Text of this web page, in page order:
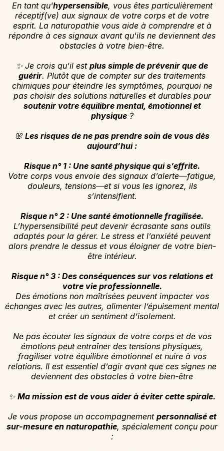
En tant qu'hypersensible, vous êtes particulièrement
réceptif(ve) aux signaux de votre corps et de votre
esprit. La naturopathie vous aide à comprendre et à
répondre à ces signaux avant qu'ils ne deviennent des
obstacles à votre bien-être.
✨ Je crois qu’il est plus simple de prévenir que de
guérir. Plutôt que de compter sur des traitements
chimiques pour éteindre les symptômes, pourquoi ne
pas choisir des solutions naturelles et durables pour
soutenir votre équilibre mental, émotionnel et
physique?
🌸 Les risques de ne pas prendre soin de vous dès
aujourd’hui :
Risque n° 1 : Une santé physique qui s’effrite.
Votre corps vous envoie des signaux d’alerte—fatigue,
douleurs, tensions—et si vous les ignorez, ils
s’intensifient.
Risque n° 2 : Une santé émotionnelle fragilisée.
L’hypersensibilité peut devenir écrasante sans outils
adaptés pour la gérer. Le stress et l’anxiété peuvent
alors prendre le dessus et vous éloigner de votre bien-
être intérieur.
Risque n° 3 : Des conséquences sur vos relations et
votre vie professionnelle.
Des émotions non maîtrisées peuvent impacter vos
échanges avec les autres, alimenter l’épuisement mental
et créer un sentiment d’isolement.
Ne pas écouter les signaux de votre corps et de vos
émotions peut entraîner des tensions physiques,
fragiliser votre équilibre émotionnel et nuire à vos
relations. Il est essentiel d’agir avant que ces signes ne
deviennent des obstacles à votre bien-être
✨ Ma mission est de vous aider à éviter cette spirale.
Je vous propose un accompagnement personnalisé et
sur-mesure en naturopathie, spécialement conçu pour
: